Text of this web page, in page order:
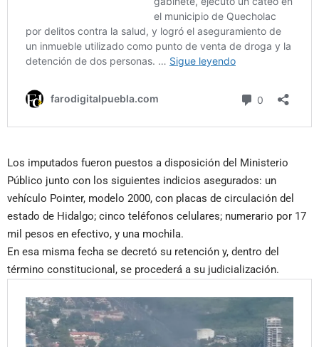
Los imputados fueron puestos a disposición del Ministerio
Público junto con los siguientes indicios asegurados: un
vehículo Pointer, modelo 2000, con placas de circulación del
estado de Hidalgo; cinco teléfonos celulares; numerario por 17
mil pesos en efectivo, y una mochila.
En esa misma fecha se decretó su retención y, dentro del
término constitucional, se procederá a su judicialización.